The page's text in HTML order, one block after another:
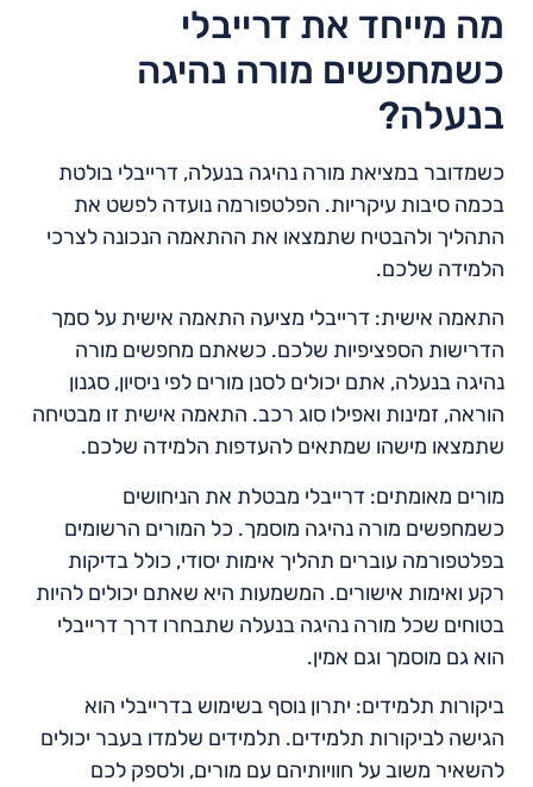
מה מייחד את דרייבלי
כשמחפשים מורה נהיגה
בנעלה?
כשמדובר במציאת מורה נהיגה בנעלה, דרייבלי בולטת
בכמה סיבות עיקריות. הפלטפורמה נועדה לפשט את
התהליך ולהבטיח שתמצאו את ההתאמה הנכונה לצרכי
הלמידה שלכם.
התאמה אישית: דרייבלי מציעה התאמה אישית על סמך
הדרישות הספציפיות שלכם. כשאתם מחפשים מורה
נהיגה בנעלה, אתם יכולים לסנן מורים לפי ניסיון, סגנון
הוראה, זמינות ואפילו סוג רכב. התאמה אישית זו מבטיחה
שתמצאו מישהו שמתאים להעדפות הלמידה שלכם.
מורים מאומתים: דרייבלי מבטלת את הניחושים
כשמחפשים מורה נהיגה מוסמך. כל המורים הרשומים
בפלטפורמה עוברים תהליך אימות יסודי, כולל בדיקות
רקע ואימות אישורים. המשמעות היא שאתם יכולים להיות
בטוחים שכל מורה נהיגה בנעלה שתבחרו דרך דרייבלי
הוא גם מוסמך וגם אמין.
ביקורות תלמידים: יתרון נוסף בשימוש בדרייבלי הוא
הגישה לביקורות תלמידים. תלמידים שלמדו בעבר יכולים
להשאיר משוב על חוויותיהם עם מורים, ולספק לכם